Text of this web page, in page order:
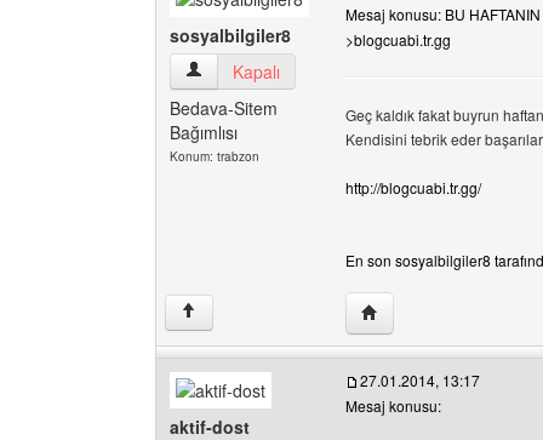
sosyalbilgiler8
sosyalbilgiler8 Kullanıcının profilini görüntüle
Kapalı
Bedava-Sitem
Bağımlısı
Konum: trabzon
Mesaj konusu: BU
>blogcuabi.tr.gg
Geç kaldık fakat buyrun
Kendisini tebrik eder
http://blogcuabi.tr.gg/
En son sosyalbilgiler8
↑ Yazarın web sitesini
aktif-dost
27.01.2014, 13:17
Mesaj konusu: